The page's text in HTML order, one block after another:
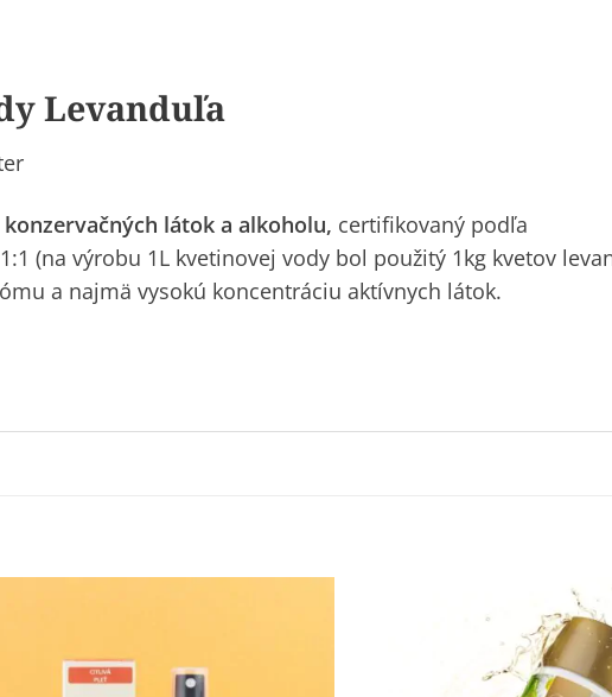
Levanduľa
konzervačných látok a alkoholu, certifikovaný podľa
(na výrobu 1L kvetinovej vody bol použitý 1kg kvetov
a najmä vysokú koncentráciu aktívnych látok.